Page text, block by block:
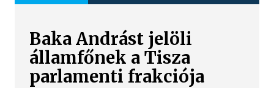
Baka Andrást jelöli
államfőnek a Tisza
parlamenti frakciója